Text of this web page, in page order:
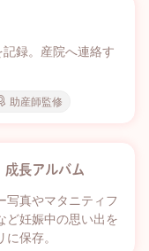
録。産院へ連絡す
助産師監修
成長アルバム
写真やマタニティフ
ど妊娠中の思い出を
に保存。